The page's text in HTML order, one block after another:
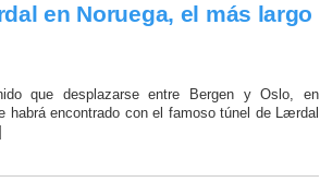
en Noruega, el más largo
que desplazarse entre Bergen y Oslo, en
habrá encontrado con el famoso túnel de Lærdal